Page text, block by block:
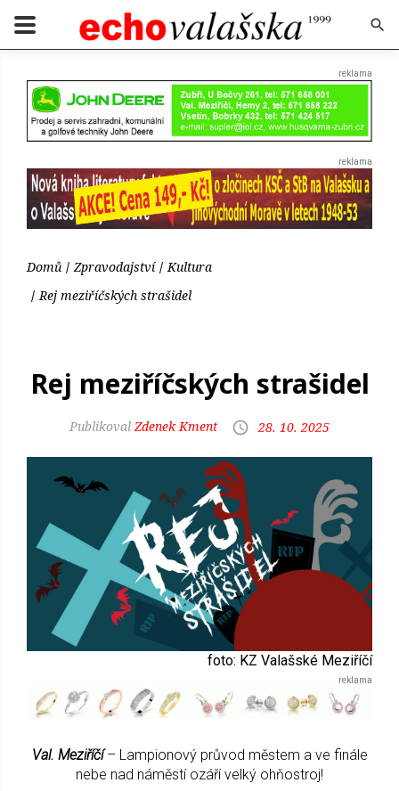
Domů Zpravodajství
Kultura
Rej meziříčských strašidel
Rej meziříčských strašidel
Zdenek Kment 28. 10. 2025
foto: KZ Valašské Meziříčí
Val. Meziříčí – Lampionový průvod městem a ve finále
nebe nad náměstí ozáří velký ohňostroj!